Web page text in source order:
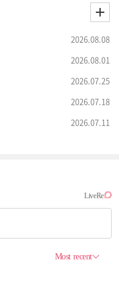
2026.08.08
2026.08.01
2026.07.25
2026.07.18
2026.07.11